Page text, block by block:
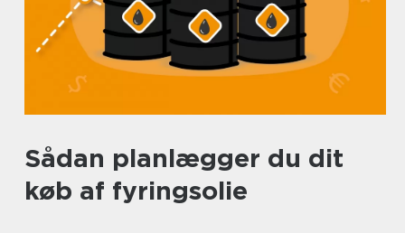
Sådan planlægger du dit
køb af fyringsolie